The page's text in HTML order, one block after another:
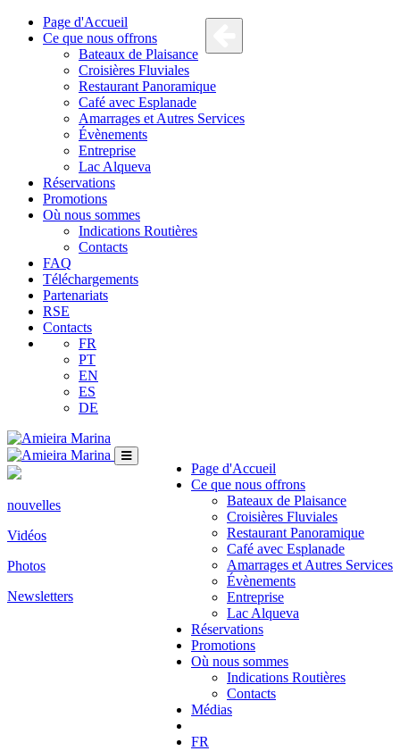
Page d'Accueil
Ce que nous offrons
Bateaux de Plaisance
Croisières Fluviales
Restaurant Panoramique
Café avec Esplanade
Amarrages et Autres Services
Évènements
Entreprise
Lac Alqueva
Réservations
Promotions
Où nous sommes
Indications Routières
Contacts
FAQ
Téléchargements
Partenariats
RSE
Contacts
FR
PT
EN
ES
DE
Page d'Accueil
Ce que nous offrons
Bateaux de Plaisance
Croisières Fluviales
Restaurant Panoramique
Café avec Esplanade
Amarrages et Autres Services
Évènements
Entreprise
Lac Alqueva
Réservations
Promotions
Où nous sommes
Indications Routières
Contacts
Médias
FR
nouvelles
Vidéos
Photos
Newsletters